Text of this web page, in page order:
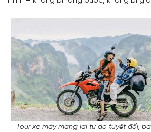
Tour xe máy mang lại tự do tuyệt đối,